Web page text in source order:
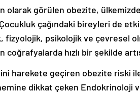
olarak görülen obezite, ülkemizde
çağındaki bireyleri de
fizyolojik, psikolojik ve çevresel
coğrafyalarda hızlı bir şekilde
harekete geçiren obezite riski
dikkat çeken Endokrinoloji